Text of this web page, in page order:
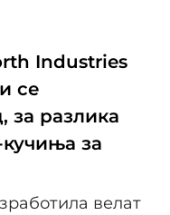
Industries
се
за разлика
за
велат